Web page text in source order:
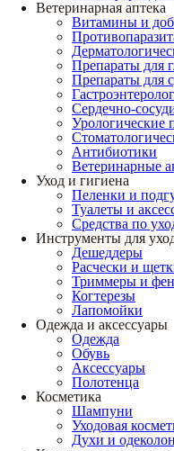
Ветеринарная аптека
Витамины и
Препараты для
Препараты для
Сердечно-
Урологические
Антибиотики
Ветеринарные
Уход и гигиена
Пеленки и
Туалеты и
Средства по
Инструменты для
Дешеддеры
Расчески и
Триммеры и
Когтерезы
Лапомойки
Одежда и аксессуары
Одежда
Обувь
Аксессуары
Полотенца
Косметика
Шампуни
Уходовая
Духи и